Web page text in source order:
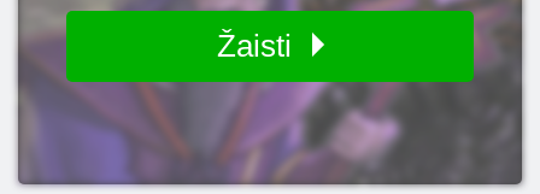
Žaisti